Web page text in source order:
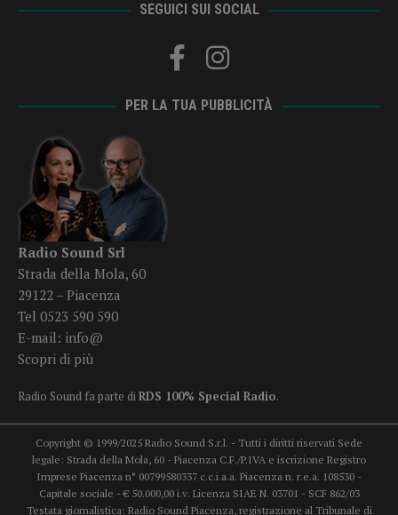
SEGUICI SUI SOCIAL
PER LA TUA PUBBLICITÀ
Radio Sound Srl
Strada della Mola, 60
29122 – Piacenza
Tel 0523 590 590
E-mail: info@
Scopri di più
Radio Sound fa parte diRDS 100% Special Radio.
Copyright © 1999/2025 Radio Sound S.r.l. - Tutti i diritti riservati Sede
legale: Strada della Mola, 60 - Piacenza C.F./P.IVA e iscrizione Registro
Imprese Piacenza n° 00799580337 c.c.i.a.a. Piacenza n. r.e.a. 108530 -
Capitale sociale - € 50.000,00 i.v. Licenza SIAE N. 03701 - SCF 862/03
Testata giornalistica: Radio Sound Piacenza, registrazione al Tribunale di